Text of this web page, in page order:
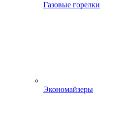
Газовые горелки
Экономайзеры